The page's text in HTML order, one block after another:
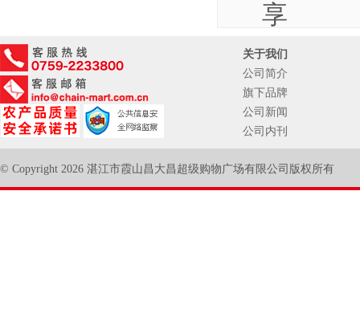
享
关于我们
公司简介
旗下品牌
公司新闻
公司内刊
© Copyright 2026 湛江市霞山昌大昌超级购物广场有限公司版权所有